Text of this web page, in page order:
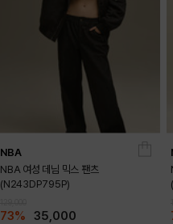
NBA
NBA 여성 데님 믹스 팬츠
(N243DP795P)
73% 35,000